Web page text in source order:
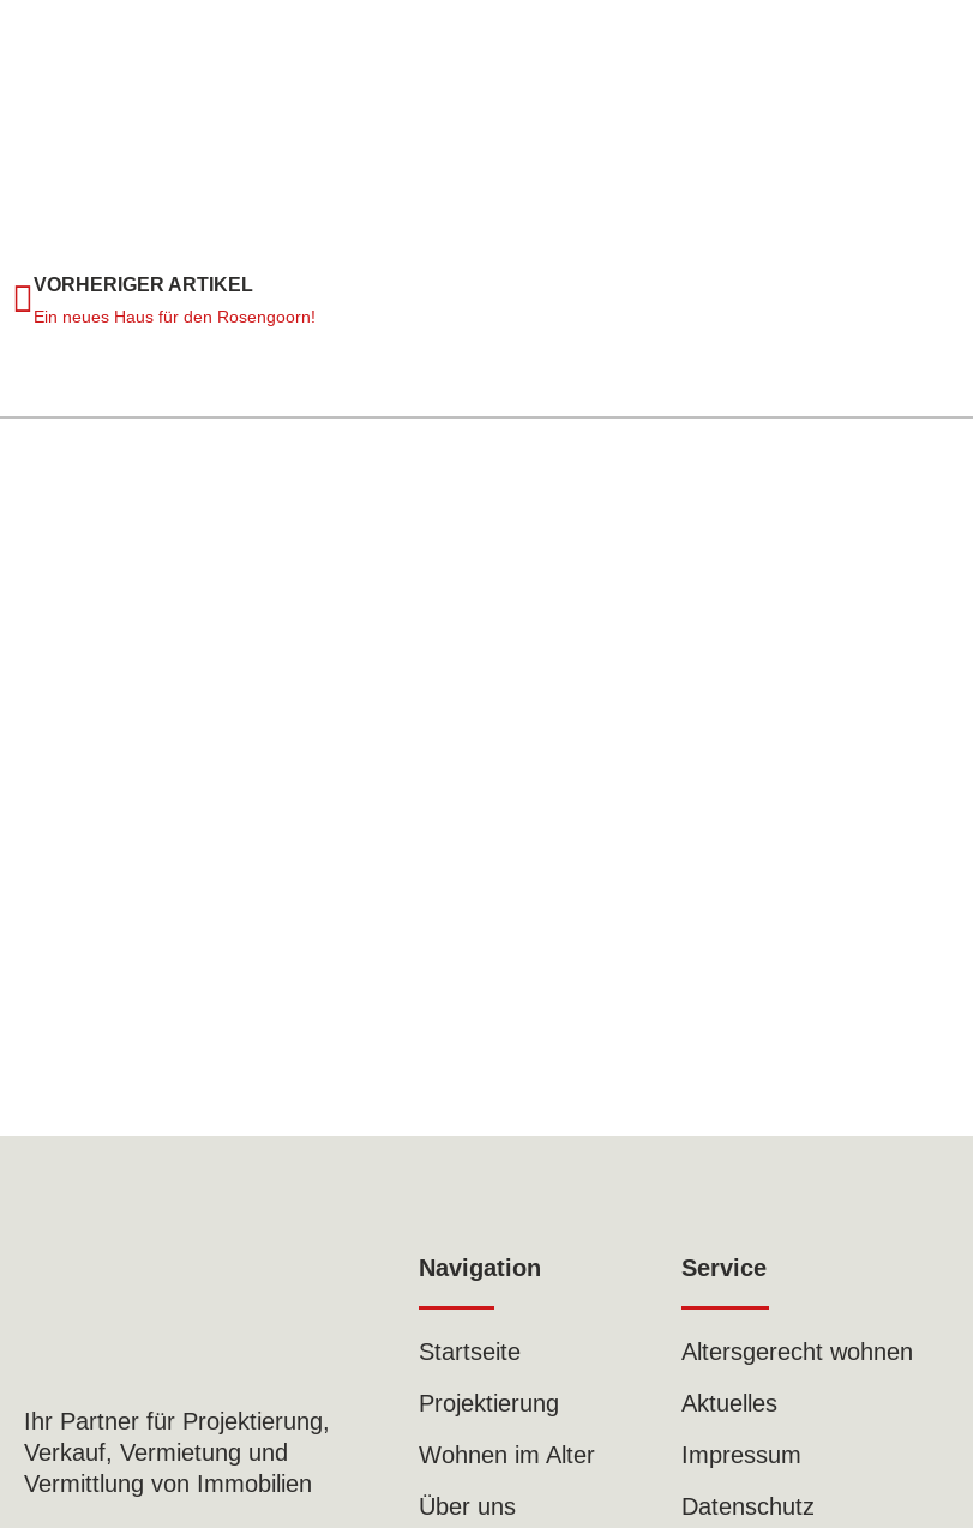
VORHERIGER ARTIKEL
Ein neues Haus für den Rosengoorn!
Ihr Partner für Projektierung,
Verkauf, Vermietung und
Vermittlung von Immobilien
Navigation
Startseite
Projektierung
Wohnen im Alter
Über uns
Service
Altersgerecht wohnen
Aktuelles
Impressum
Datenschutz